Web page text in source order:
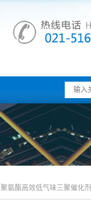
聚氨酯高效低气味三聚催化